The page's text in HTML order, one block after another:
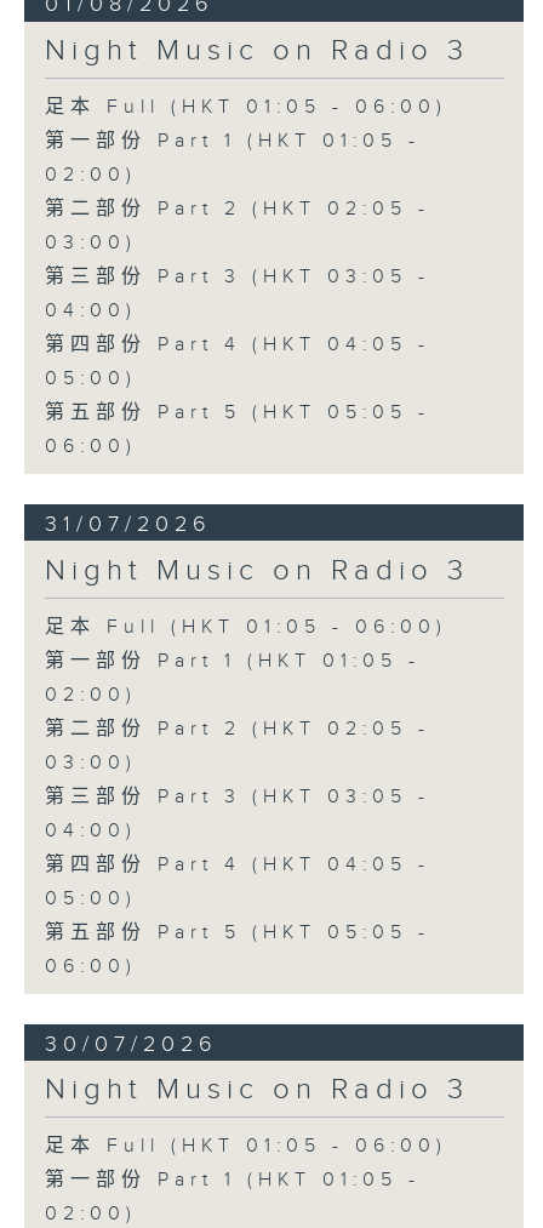
Night Music on Radio 3
足本 Full (HKT 01:05 - 06:00)
第一部份 Part 1 (HKT 01:05 -
02:00)
第二部份 Part 2 (HKT 02:05 -
03:00)
第三部份 Part 3 (HKT 03:05 -
04:00)
第四部份 Part 4 (HKT 04:05 -
05:00)
第五部份 Part 5 (HKT 05:05 -
06:00)
31/07/2026
Night Music on Radio 3
足本 Full (HKT 01:05 - 06:00)
第一部份 Part 1 (HKT 01:05 -
02:00)
第二部份 Part 2 (HKT 02:05 -
03:00)
第三部份 Part 3 (HKT 03:05 -
04:00)
第四部份 Part 4 (HKT 04:05 -
05:00)
第五部份 Part 5 (HKT 05:05 -
06:00)
30/07/2026
Night Music on Radio 3
足本 Full (HKT 01:05 - 06:00)
第一部份 Part 1 (HKT 01:05 -
02:00)